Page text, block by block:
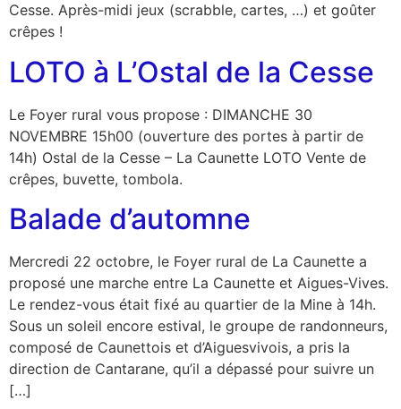
Cesse. Après-midi jeux (scrabble, cartes, …) et goûter
crêpes !
LOTO à L’Ostal de la Cesse
Le Foyer rural vous propose : DIMANCHE 30
NOVEMBRE 15h00 (ouverture des portes à partir de
14h) Ostal de la Cesse – La Caunette LOTO Vente de
crêpes, buvette, tombola.
Balade d’automne
Mercredi 22 octobre, le Foyer rural de La Caunette a
proposé une marche entre La Caunette et Aigues-Vives.
Le rendez-vous était fixé au quartier de la Mine à 14h.
Sous un soleil encore estival, le groupe de randonneurs,
composé de Caunettois et d’Aiguesvivois, a pris la
direction de Cantarane, qu’il a dépassé pour suivre un
[…]